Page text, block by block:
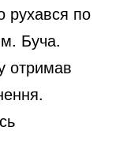
рухався по
Буча.
отримав